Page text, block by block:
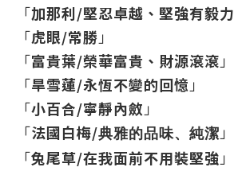
「加那利/堅忍卓越、堅強有毅力
「虎眼/常勝 」
「富貴葉/榮華富貴、財源滾滾 」
「旱雪蓮/永恆不變的回憶 」
「小百合/寧靜內斂 」
「法國白梅/典雅的品味、純潔 」
「兔尾草/在我面前不用裝堅強 」